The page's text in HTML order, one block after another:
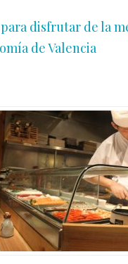
disfrutar de la
de Valencia